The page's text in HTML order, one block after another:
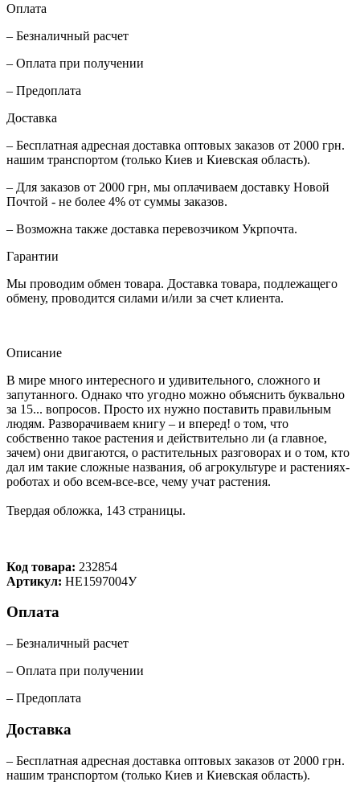
Оплата
– Безналичный расчет
– Оплата при получении
– Предоплата
Доставка
– Бесплатная адресная доставка оптовых заказов от 2000 грн.
нашим транспортом (только Киев и Киевская область).
– Для заказов от 2000 грн, мы оплачиваем доставку Новой
Почтой - не более 4% от суммы заказов.
– Возможна также доставка перевозчиком Укрпочта.
Гарантии
Мы проводим обмен товара. Доставка товара, подлежащего
обмену, проводится силами и/или за счет клиента.
Описание
В мире много интересного и удивительного, сложного и
запутанного. Однако что угодно можно объяснить буквально
за 15... вопросов. Просто их нужно поставить правильным
людям. Разворачиваем книгу – и вперед! о том, что
собственно такое растения и действительно ли (а главное,
зачем) они двигаются, о растительных разговорах и о том, кто
дал им такие сложные названия, об агрокультуре и растениях-
роботах и обо всем-все-все, чему учат растения.
Твердая обложка, 143 страницы.
Код товара: 232854
Артикул: НЕ1597004У
Оплата
– Безналичный расчет
– Оплата при получении
– Предоплата
Доставка
– Бесплатная адресная доставка оптовых заказов от 2000 грн.
нашим транспортом (только Киев и Киевская область).